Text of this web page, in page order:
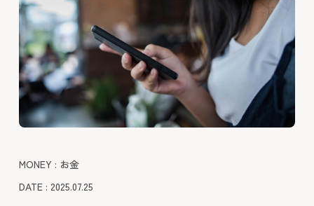
MONEY : お金
DATE : 2025.07.25